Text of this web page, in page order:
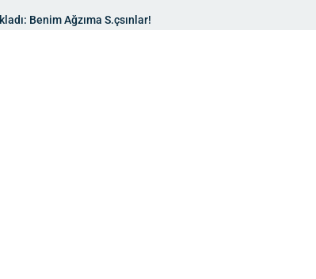
Benim Ağzıma S.çsınlar!